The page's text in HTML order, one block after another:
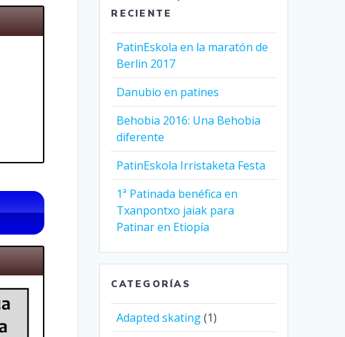
RECIENTE
PatinEskola en la maratón de
Berlin 2017
Danubio en patines
Behobia 2016: Una Behobia
diferente
PatinEskola Irristaketa Festa
1ª Patinada benéfica en
Txanpontxo jaiak para
Patinar en Etiopía
CATEGORÍAS
Adapted skating(1)